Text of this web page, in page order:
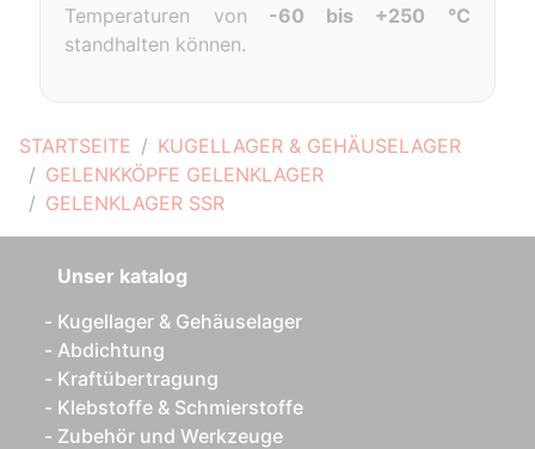
STARTSEITE
KUGELLAGER & GEHÄUSELAGER
GELENKKÖPFE GELENKLAGER
GELENKLAGER SSR
Temperaturen von -60 bis +250 °C
standhalten können.
Unser katalog
Kugellager & Gehäuselager
Abdichtung
Kraftübertragung
Klebstoffe & Schmierstoffe
Zubehör und Werkzeuge